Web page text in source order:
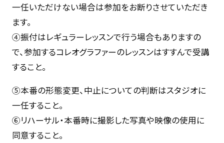
一任いただけない場合は参加をお断りさせていただき
ます。
④振付はレギュラーレッスンで行う場合もありますの
で、参加するコレオグラファーのレッスンはすすんで受講
すること。
⑤本番の形態変更、中止についての判断はスタジオに
一任すること。
⑥リハーサル・本番時に撮影した写真や映像の使用に
同意すること。